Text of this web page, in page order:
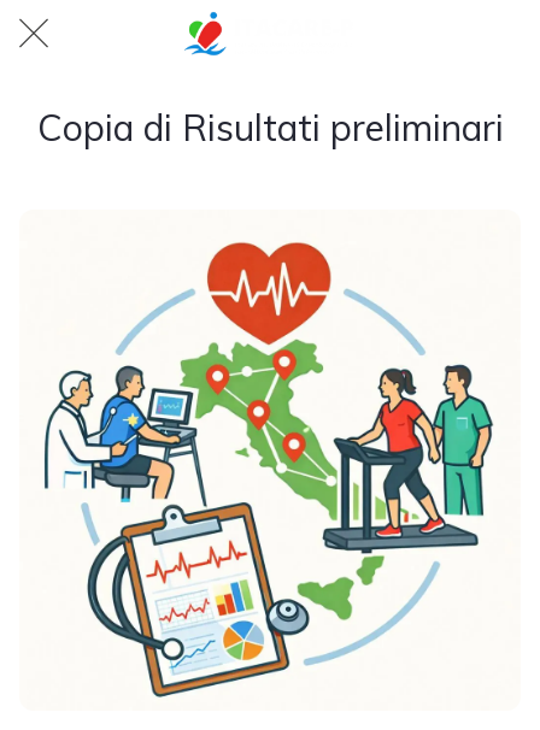
Copia di Risultati preliminari